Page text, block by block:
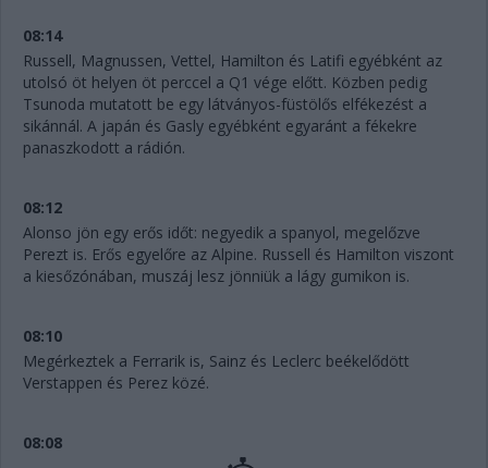
08:14
Russell, Magnussen, Vettel, Hamilton és Latifi egyébként az
utolsó öt helyen öt perccel a Q1 vége előtt. Közben pedig
Tsunoda mutatott be egy látványos-füstölős elfékezést a
sikánnál. A japán és Gasly egyébként egyaránt a fékekre
panaszkodott a rádión.
08:12
Alonso jön egy erős időt: negyedik a spanyol, megelőzve
Perezt is. Erős egyelőre az Alpine. Russell és Hamilton viszont
a kiesőzónában, muszáj lesz jönniük a lágy gumikon is.
08:10
Megérkeztek a Ferrarik is, Sainz és Leclerc beékelődött
Verstappen és Perez közé.
08:08